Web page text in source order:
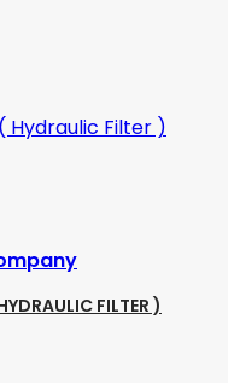
FILTER )